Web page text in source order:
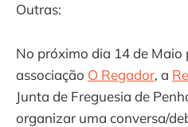
Outras:
No próximo dia 14 de Maio
associação O Regador, a
Junta de Freguesia de
organizar uma conversa/